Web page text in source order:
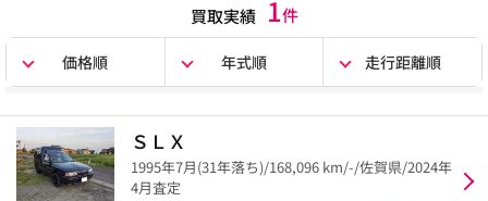
買取実績 1件
価格順 年式順 走行距離順
ＳＬＸ
1995年7月(31年落ち)/168,096 km/-/佐賀県/2024年
4月査定